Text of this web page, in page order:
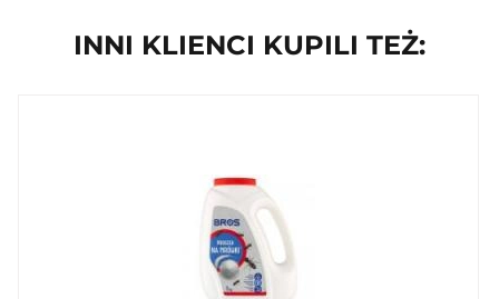
INNI KLIENCI KUPILI TEŻ: